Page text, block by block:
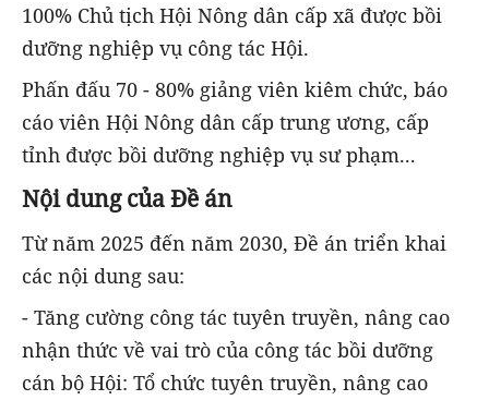
100% Chủ tịch Hội Nông dân cấp xã được bồi
dưỡng nghiệp vụ công tác Hội.
Phấn đấu 70 - 80% giảng viên kiêm chức, báo
cáo viên Hội Nông dân cấp trung ương, cấp
tỉnh được bồi dưỡng nghiệp vụ sư phạm...
Nội dung của Đề án
Từ năm 2025 đến năm 2030, Đề án triển khai
các nội dung sau:
- Tăng cường công tác tuyên truyền, nâng cao
nhận thức về vai trò của công tác bồi dưỡng
cán bộ Hội: Tổ chức tuyên truyền, nâng cao